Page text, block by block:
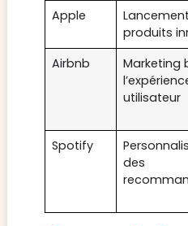
Apple
produits
Airbnb
Marketing
utilisateur
Spotify
des